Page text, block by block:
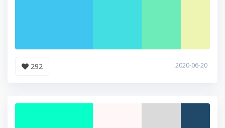
292 2020-06-20